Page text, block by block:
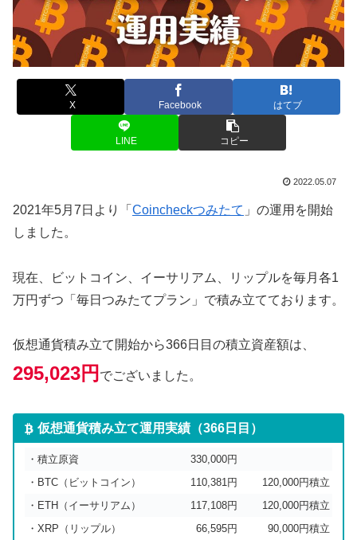
X Facebook はてブ
LINE コピー
2022.05.07
2021年5月7日より「 Coincheckつみたて 」の運用を開始
しました。
現在、ビットコイン、イーサリアム、リップルを毎月各1
万円ずつ「毎日つみたてプラン」で積み立てております。
仮想通貨積み立て開始から366日目の積立資産額は、
295,023円 でございました。
仮想通貨積み立て運用実績（366日目）
・積立原資
330,000円
・BTC（ビットコイン）
110,381円
120,000円積立
・ETH（イーサリアム）
117,108円
120,000円積立
・XRP（リップル）
66,595円
90,000円積立